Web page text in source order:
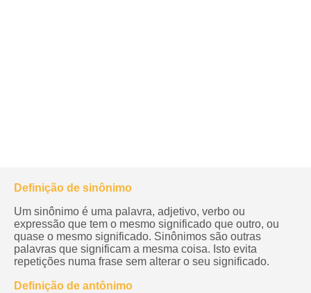
Definição de sinônimo
Um sinônimo é uma palavra, adjetivo, verbo ou
expressão que tem o mesmo significado que outro, ou
quase o mesmo significado. Sinônimos são outras
palavras que significam a mesma coisa. Isto evita
repetições numa frase sem alterar o seu significado.
Definição de antônimo